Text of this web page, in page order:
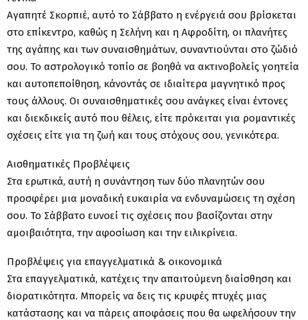
Αγαπητέ Σκορπιέ, αυτό το Σάββατο η ενέργειά σου βρίσκεται
στο επίκεντρο, καθώς η Σελήνη και η Αφροδίτη, οι πλανήτες
της αγάπης και των συναισθημάτων, συναντιούνται στο ζώδιό
σου. Το αστρολογικό τοπίο σε βοηθά να ακτινοβολείς γοητεία
και αυτοπεποίθηση, κάνοντάς σε ιδιαίτερα μαγνητικό προς
τους άλλους. Οι συναισθηματικές σου ανάγκες είναι έντονες
και διεκδικείς αυτό που θέλεις, είτε πρόκειται για ρομαντικές
σχέσεις είτε για τη ζωή και τους στόχους σου, γενικότερα.
Αισθηματικές Προβλέψεις
Στα ερωτικά, αυτή η συνάντηση των δύο πλανητών σου
προσφέρει μια μοναδική ευκαιρία να ενδυναμώσεις τη σχέση
σου. Το Σάββατο ευνοεί τις σχέσεις που βασίζονται στην
αμοιβαιότητα, την αφοσίωση και την ειλικρίνεια.
Προβλέψεις για επαγγελματικά & οικονομικά
Στα επαγγελματικά, κατέχεις την απαιτούμενη διαίσθηση και
διορατικότητα. Μπορείς να δεις τις κρυφές πτυχές μιας
κατάστασης και να πάρεις αποφάσεις που θα ωφελήσουν την